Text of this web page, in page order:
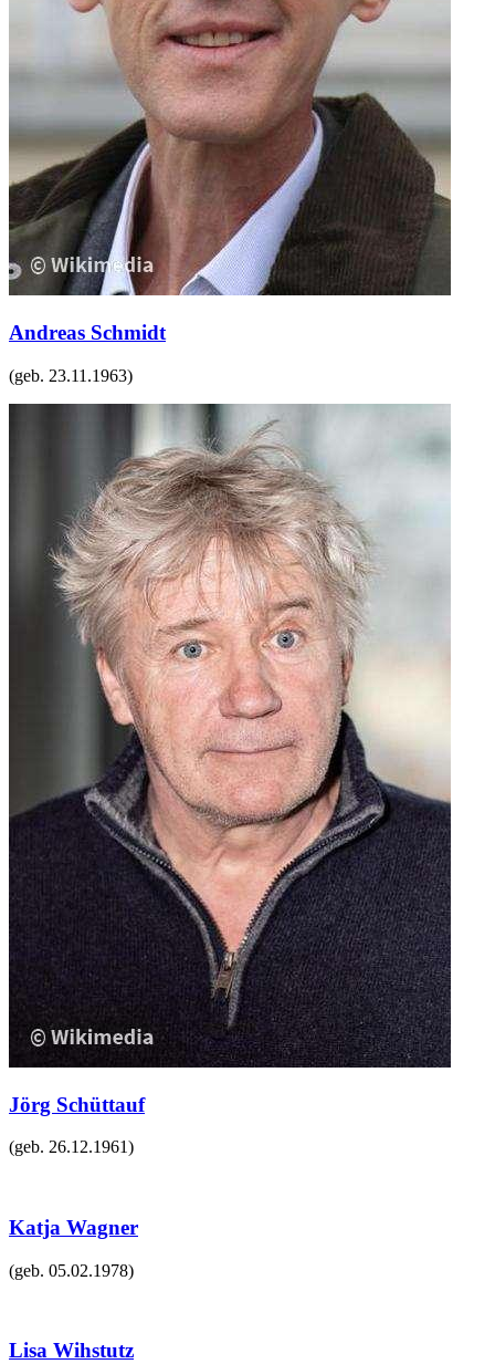
Andreas Schmidt
(geb. 23.11.1963)
Jörg Schüttauf
(geb. 26.12.1961)
Katja Wagner
(geb. 05.02.1978)
Lisa Wihstutz